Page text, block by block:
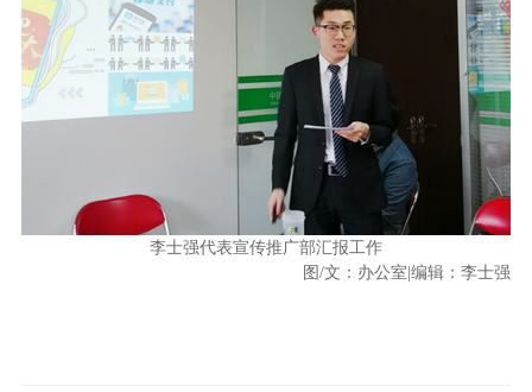
李士强代表宣传推广部汇报工作
图/文：办公室 |编辑：李士强